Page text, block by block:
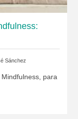
Sánchez
para